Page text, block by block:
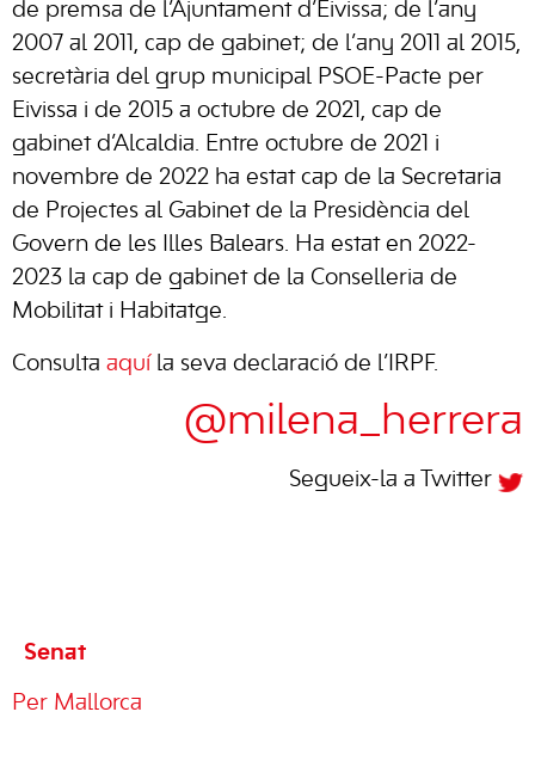
de premsa de l’Ajuntament d’Eivissa; de l’any
2007 al 2011, cap de gabinet; de l’any 2011 al 2015,
secretària del grup municipal PSOE-Pacte per
Eivissa i de 2015 a octubre de 2021, cap de
gabinet d’Alcaldia. Entre octubre de 2021 i
novembre de 2022 ha estat cap de la Secretaria
de Projectes al Gabinet de la Presidència del
Govern de les Illes Balears. Ha estat en 2022-
2023 la cap de gabinet de la Conselleria de
Mobilitat i Habitatge.
Consulta aquí la seva declaració de l’IRPF.
@milena_herrera
Segueix-la a Twitter
Senat
Per Mallorca